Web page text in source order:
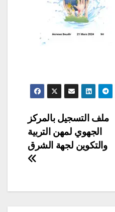
ملف التسجيل بالمركز
الجهوي لمهن التربية
والتكوين لجهة الشرق